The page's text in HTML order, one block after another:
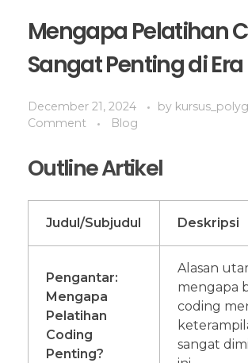
Mengapa Pelatihan
Sangat Penting di
December 21, 2024 by
Comment
Blog
Outline Artikel
Judul/Subjudul Deskripsi
Pengantar:
Mengapa
Pelatihan
Coding
Penting?
Alasan
mengapa
coding
sangat